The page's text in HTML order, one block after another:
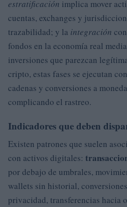
estratificación implica mover
cuentas, exchanges y
trazabilidad; y la integración
fondos en la economía real
inversiones que parezcan
cripto, estas fases se ejecutan
cadenas y conversiones a
complicando el rastreo.
Indicadores que deben
Existen patrones que suelen
con activos digitales:
por debajo de umbrales,
wallets sin historial,
privacidad, transferencias hacia